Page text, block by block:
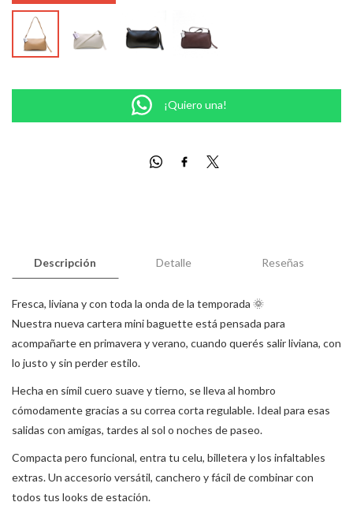
¡Quiero una!
Descripción Detalle Reseñas
Fresca, liviana y con toda la onda de la temporada 🌞
Nuestra nueva cartera mini baguette está pensada para
acompañarte en primavera y verano, cuando querés salir liviana, con
lo justo y sin perder estilo.
Hecha en símil cuero suave y tierno, se lleva al hombro
cómodamente gracias a su correa corta regulable. Ideal para esas
salidas con amigas, tardes al sol o noches de paseo.
Compacta pero funcional, entra tu celu, billetera y los infaltables
extras. Un accesorio versátil, canchero y fácil de combinar con
todos tus looks de estación.